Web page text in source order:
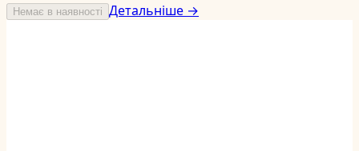
Немає в наявності Детальніше →